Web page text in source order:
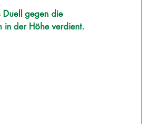
Duell gegen die
in der Höhe verdient.